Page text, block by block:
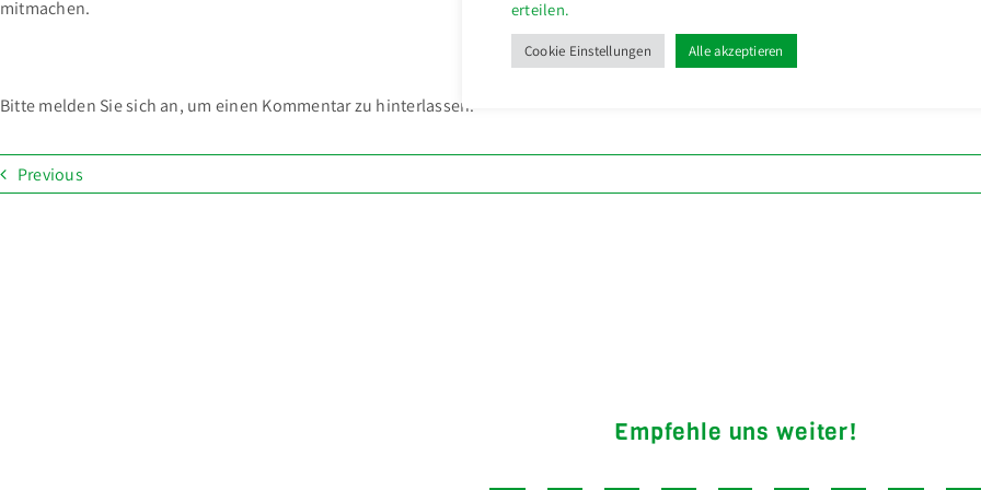
mitmachen.
Bitte melden Sie sich an, um einen Kommentar zu hinterlassen.
Previous
Empfehle uns weiter!
erteilen.
Cookie Einstellungen Alle akzeptieren